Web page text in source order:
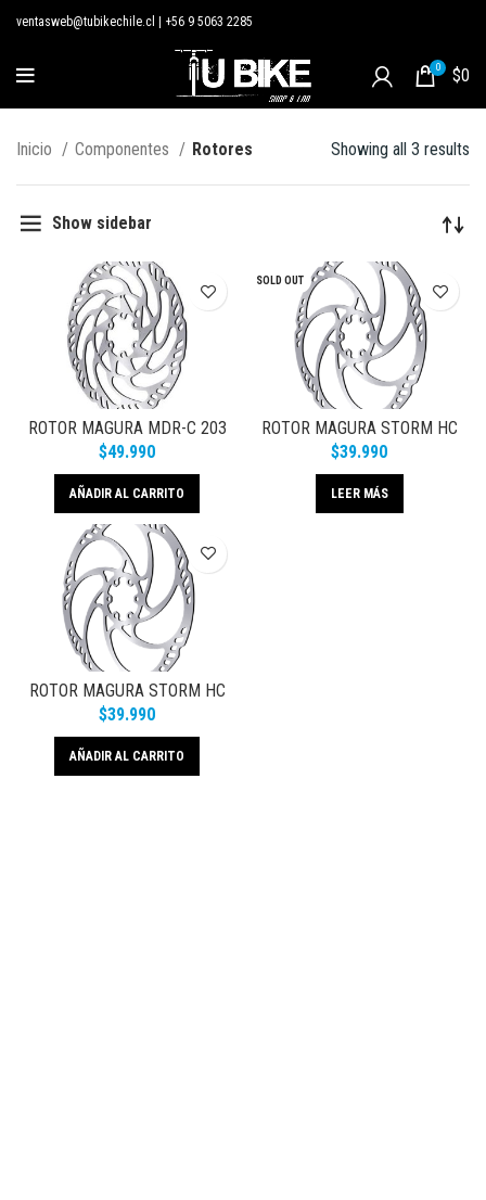
ventasweb@tubikechile.cl +56 9 5063 2285
0 $0
Inicio Componentes Rotores Showing all 3 results
Show sidebar
ROTOR MAGURA MDR-C 203
MM E-STOP
$49.990
AÑADIR AL CARRITO
SOLD OUT
ROTOR MAGURA STORM HC
160 MM
$39.990
LEER MÁS
ROTOR MAGURA STORM HC
180
$39.990
AÑADIR AL CARRITO